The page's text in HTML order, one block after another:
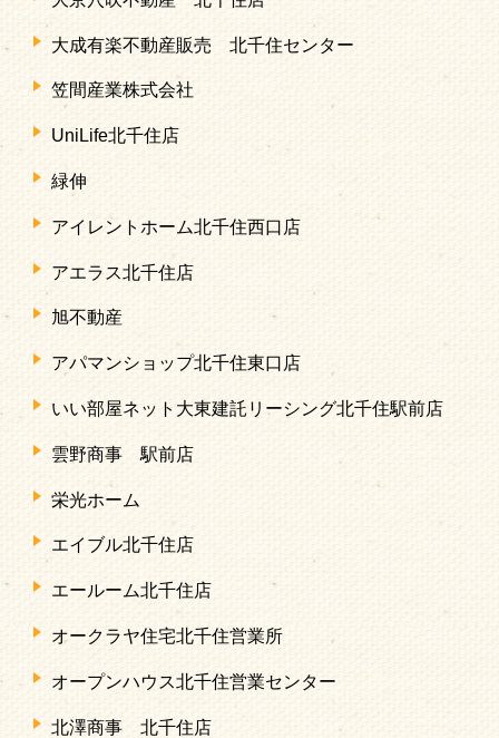
大成有楽不動産販売 北千住センター
笠間産業株式会社
UniLife北千住店
緑伸
アイレントホーム北千住西口店
アエラス北千住店
旭不動産
アパマンショップ北千住東口店
いい部屋ネット大東建託リーシング北千住駅前店
雲野商事 駅前店
栄光ホーム
エイブル北千住店
エールーム北千住店
オークラヤ住宅北千住営業所
オープンハウス北千住営業センター
北澤商事 北千住店